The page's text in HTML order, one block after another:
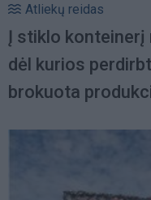
Atliekų reidas
Į stiklo konteinerį
dėl kurios
brokuota